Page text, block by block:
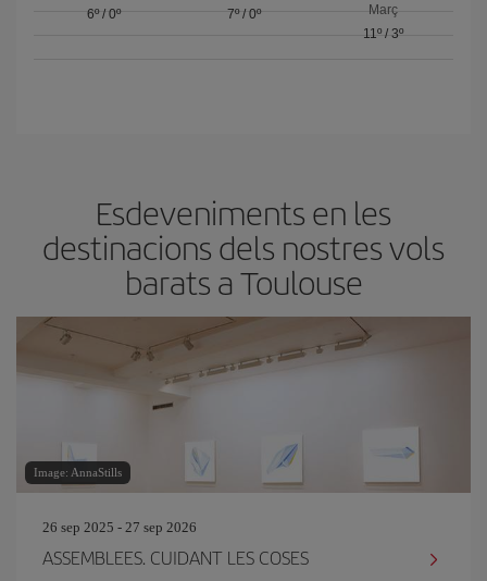
6º/ 0º
7º/ 0º
Març
11º /3º
Esdeveniments en les
destinacions dels nostres vols
barats a Toulouse
Image: AnnaStills
26 sep 2025 - 27 sep 2026
ASSEMBLEES. CUIDANT LES COSES